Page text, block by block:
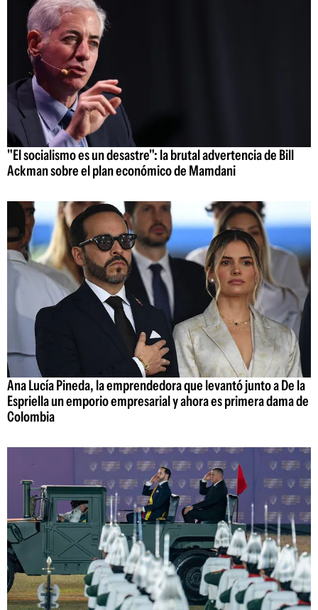
"El socialismo es un desastre": la brutal advertencia de Bill
Ackman sobre el plan económico de Mamdani
Ana Lucía Pineda, la emprendedora que levantó junto a De la
Espriella un emporio empresarial y ahora es primera dama de
Colombia